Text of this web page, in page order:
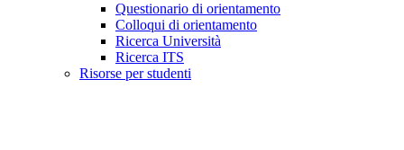
Questionario di orientamento
Colloqui di orientamento
Ricerca Università
Ricerca ITS
Risorse per studenti